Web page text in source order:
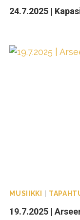
24.7.2025 |
MUSIIKKI
19.7.2025 |